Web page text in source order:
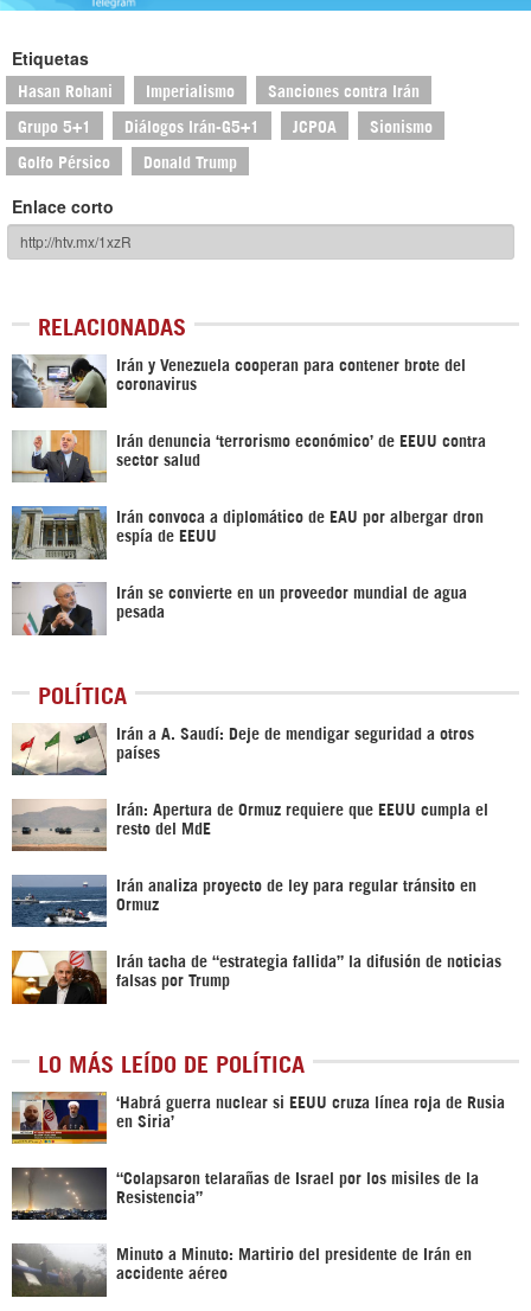
Etiquetas
Hasan Rohani Imperialismo Sanciones contra Irán
Grupo 5+1 Diálogos Irán-G5+1 JCPOA Sionismo
Golfo Pérsico Donald Trump
Enlace corto
RELACIONADAS
Irán y Venezuela cooperan para contener brote del
coronavirus
Irán denuncia ‘terrorismo económico’ de EEUU contra
sector salud
Irán convoca a diplomático de EAU por albergar dron
espía de EEUU
Irán se convierte en un proveedor mundial de agua
pesada
POLÍTICA
Irán a A. Saudí: Deje de mendigar seguridad a otros
países
Irán: Apertura de Ormuz requiere que EEUU cumpla el
resto del MdE
Irán analiza proyecto de ley para regular tránsito en
Ormuz
Irán tacha de “estrategia fallida” la difusión de noticias
falsas por Trump
LO MÁS LEÍDO DE POLÍTICA
‎‘Habrá guerra nuclear si EEUU cruza línea roja de Rusia
en Siria’‎
“Colapsaron telarañas de Israel por los misiles de la
Resistencia”
Minuto a Minuto: Martirio del presidente de Irán en
accidente aéreo